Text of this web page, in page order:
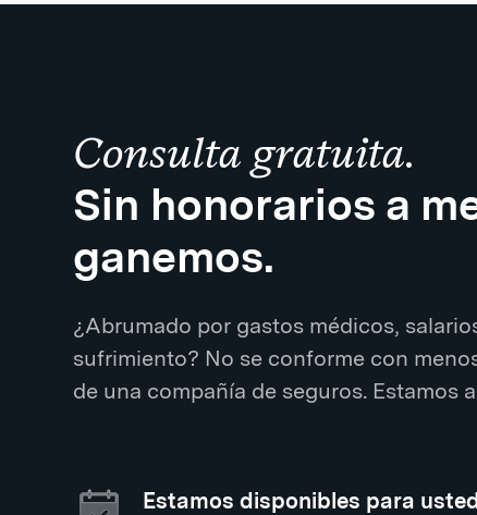
Consulta gratuita.
Sin honorarios a
ganemos.
¿Abrumado por gastos médicos,
sufrimiento? No se conforme con
de una compañía de seguros. Estamos
Estamos disponibles para